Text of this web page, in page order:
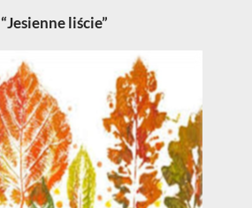
“Jesienne liście”